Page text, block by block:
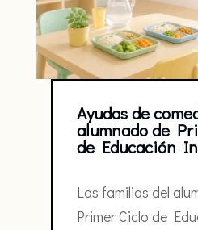
Ayudas de
alumnado de
de Educación
Las familias del
Primer Ciclo de